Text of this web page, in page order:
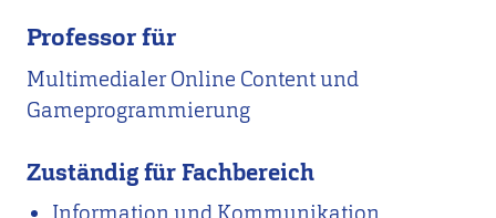
Professor für
Multimedialer Online Content und
Gameprogrammierung
Zuständig für Fachbereich